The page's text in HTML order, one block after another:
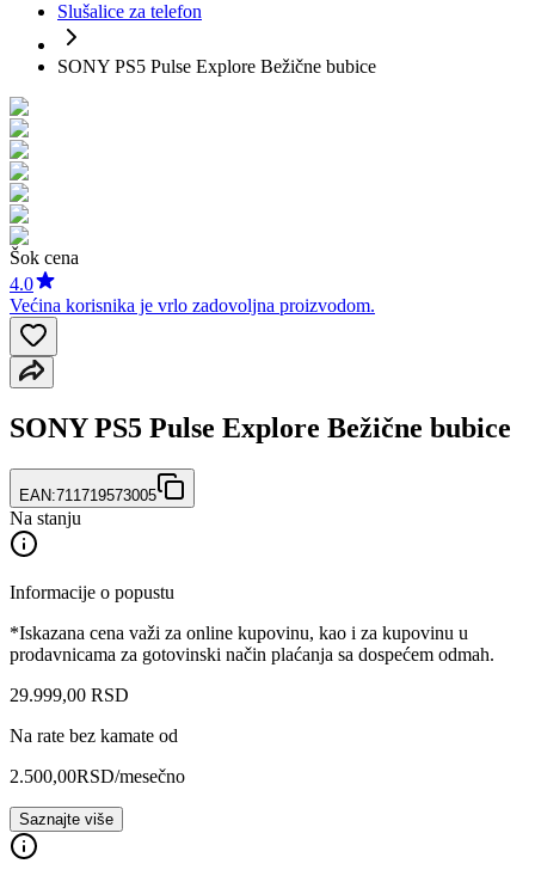
Slušalice za telefon
SONY PS5 Pulse Explore Bežične bubice
Šok cena
4.0
Većina korisnika je vrlo zadovoljna proizvodom.
SONY PS5 Pulse Explore Bežične bubice
EAN:711719573005
Na stanju
Informacije o popustu
*Iskazana cena važi za online kupovinu, kao i za kupovinu u
prodavnicama za gotovinski način plaćanja sa dospećem odmah.
29.999,00 RSD
Na rate bez kamate od
2.500,00RSD/mesečno
Saznajte više